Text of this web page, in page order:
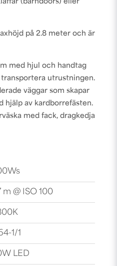
(barndoors) eller
på 2.8 meter och är
med hjul och handtag
utrustningen.
väggar som skapar
hjälp av kardborrefästen.
med fack, dragkedja
m @ ISO 100
1/1
LED